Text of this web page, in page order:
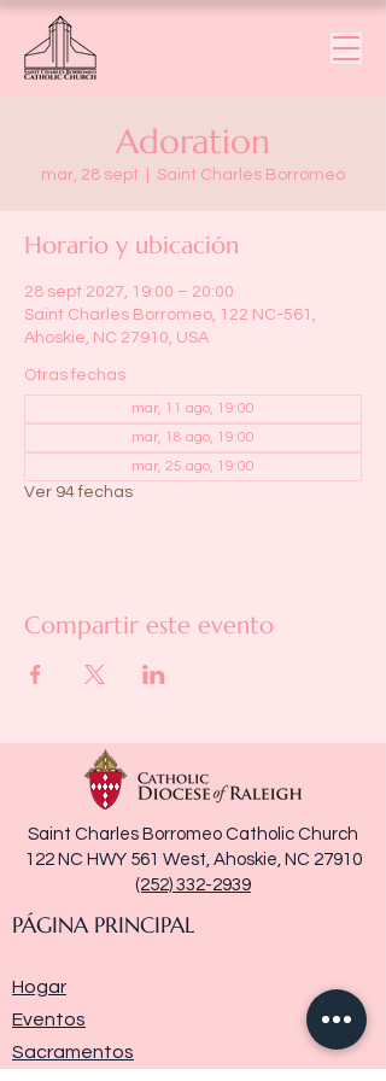
Adoration
mar, 28 sept Saint Charles Borromeo
Horario y ubicación
28 sept 2027, 19:00 – 20:00
Saint Charles Borromeo, 122 NC-561,
Ahoskie, NC 27910, USA
Otras fechas
mar, 11 ago, 19:00
mar, 18 ago, 19:00
mar, 25 ago, 19:00
Ver 94 fechas
Compartir este evento
Saint Charles Borromeo Catholic Church
122 NC HWY 561 West, Ahoskie, NC 27910
(252) 332-2939
PÁGINA PRINCIPAL
Hogar
Eventos
Sacramentos